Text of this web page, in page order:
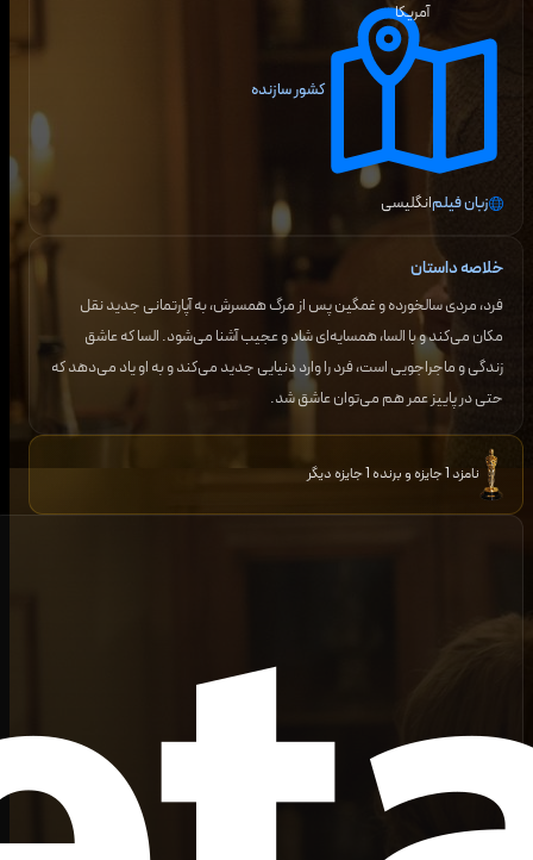
کشور سازنده
آمریکا
زبان فیلمانگلیسی
خلاصه داستان
فرد، مردی سالخورده و غمگین پس از مرگ همسرش، به آپارتمانی جدید نقل
مکان می‌کند و با السا، همسایه‌ای شاد و عجیب آشنا می‌شود. السا که عاشق
زندگی و ماجراجویی است، فرد را وارد دنیایی جدید می‌کند و به او یاد می‌دهد که
حتی در پاییز عمر هم می‌توان عاشق شد.
نامزد 1 جایزه و برنده 1 جایزه دیگر